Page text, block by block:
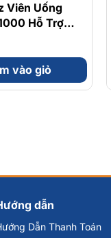
Viên Uống
Hỗ Trợ
Sức Đề Kháng
vào giỏ
dẫn
Dẫn Thanh Toán